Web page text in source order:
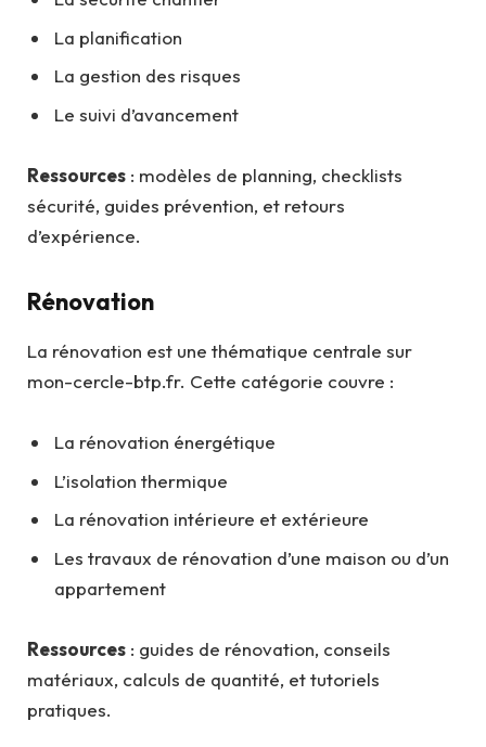
La planification
La gestion des risques
Le suivi d’avancement
Ressources : modèles de planning, checklists
sécurité, guides prévention, et retours
d’expérience.
Rénovation
La rénovation est une thématique centrale sur
mon-cercle-btp.fr. Cette catégorie couvre :
La rénovation énergétique
L’isolation thermique
La rénovation intérieure et extérieure
Les travaux de rénovation d’une maison ou d’un
appartement
Ressources : guides de rénovation, conseils
matériaux, calculs de quantité, et tutoriels
pratiques.